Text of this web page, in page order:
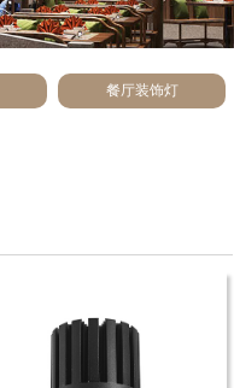
餐厅装饰灯